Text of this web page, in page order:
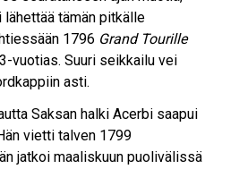
tämän pitkälle
1796 Grand Tourille
vuotias. Suuri seikkailu vei
asti.
Saksan halki Acerbi saapui
vietti talven 1799
jatkoi maaliskuun puolivälissä